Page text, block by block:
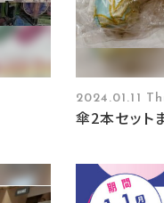
2024.01.11
傘2本セット